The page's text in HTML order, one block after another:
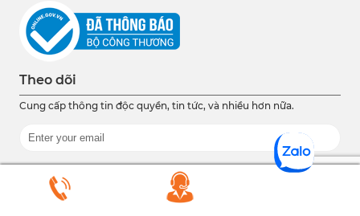
Theo dõi
Cung cấp thông tin độc quyền, tin tức, và nhiều hơn nữa.
Bằng cách nhấp vào 'Đăng ký'
bạn đồng ý với
sử dụng và